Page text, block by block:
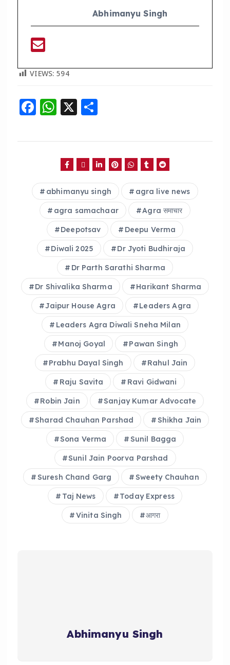
Abhimanyu Singh
VIEWS: 594
F
c
o
o
k
W
a
ts
A
p
p
X
a
re
abhimanyu singh agra live news
agra samachaar Agra समाचार
Deepotsav Deepu Verma
Diwali 2025 Dr Jyoti Budhiraja
Dr Parth Sarathi Sharma
Dr Shivalika Sharma Harikant Sharma
Jaipur House Agra Leaders Agra
Leaders Agra Diwali Sneha Milan
Manoj Goyal Pawan Singh
Prabhu Dayal Singh Rahul Jain
Raju Savita Ravi Gidwani
Robin Jain Sanjay Kumar Advocate
Sharad Chauhan Parshad Shikha Jain
Sona Verma Sunil Bagga
Sunil Jain Poorva Parshad
Suresh Chand Garg Sweety Chauhan
Taj News Today Express
Vinita Singh आगरा
Abhimanyu Singh